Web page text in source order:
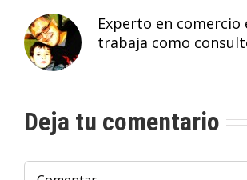
Experto en
trabaja como
Deja tu comentario
Comentar